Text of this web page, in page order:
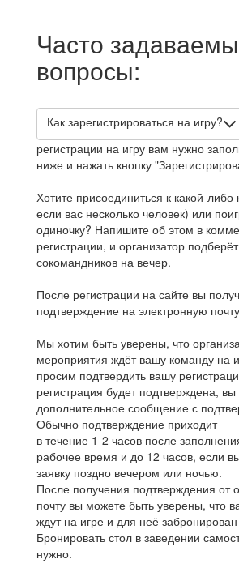
Часто
вопросы:
Как зарегистрироваться на игру?
регистрации на игру вам нужно
ниже и нажать кнопку
Хотите присоединиться к какой-
если вас несколько человек) или
одиночку? Напишите об этом в
регистрации, и организатор
сокомандников на вечер.
После регистрации на сайте вы
подтверждение на электронную
Мы хотим быть уверены, что
мероприятия ждёт вашу команду на
просим подтвердить вашу
регистрация будет подтверждена, вы
дополнительное сообщение с
Обычно подтверждение приходит
в течение 1-2 часов после
рабочее время и до 12 часов, если
заявку поздно вечером или ночью.
После получения подтверждения от
почту вы можете быть уверены, что
ждут на игре и для неё забронирован
Бронировать стол в заведении
нужно.